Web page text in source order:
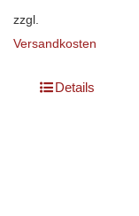
zzgl.
Versandkosten
Details